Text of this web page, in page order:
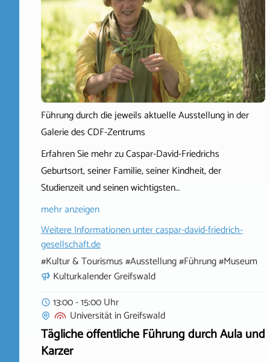
Führung durch die jeweils aktuelle Ausstellung in der
Galerie des CDF-Zentrums
Erfahren Sie mehr zu Caspar-David-Friedrichs
Geburtsort, seiner Familie, seiner Kindheit, der
Studienzeit und seinen wichtigsten…
mehr anzeigen
Weitere Informationen untercaspar-david-friedrich-
gesellschaft.de
#Kultur & Tourismus #Ausstellung #Führung #Museum
Kulturkalender Greifswald
13:00 - 15:00 Uhr
UniversitätinGreifswald
Tägliche öffentliche Führung durch Aula und
Karzer